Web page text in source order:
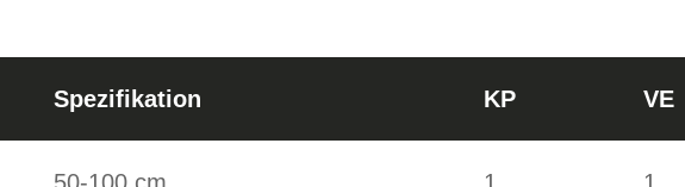
Spezifikation KP VE